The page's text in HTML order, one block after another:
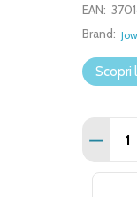
EAN:
Brand:
Scopri